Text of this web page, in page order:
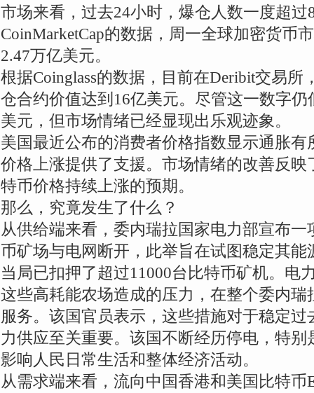
市场来看，过去24小时，爆仓人数一度超过
CoinMarketCap的数据，周一全球加密货币
2.47万亿美元。
根据Coinglass的数据，目前在Deribit交易所
仓合约价值达到16亿美元。尽管这一数字
美元，但市场情绪已经显现出乐观迹象。
美国最近公布的消费者价格指数显示通胀
价格上涨提供了支援。市场情绪的改善反
特币价格持续上涨的预期。
那么，究竟发生了什么？
从供给端来看，委内瑞拉国家电力部宣布
币矿场与电网断开，此举旨在试图稳定其
当局已扣押了超过11000台比特币矿机。电
这些高耗能农场造成的压力，在整个委内
服务。该国官员表示，这些措施对于稳定
力供应至关重要。该国不断经历停电，特别
影响人民日常生活和整体经济活动。
从需求端来看，流向中国香港和美国比特币